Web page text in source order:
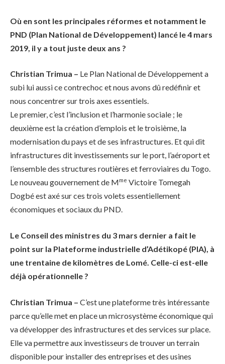
Où en sont les principales réformes et notamment le
PND (Plan National de Développement) lancé le 4 mars
2019, il y a tout juste deux ans ?
Christian Trimua – Le Plan National de Développement a
subi lui aussi ce contrechoc et nous avons dû redéfinir et
nous concentrer sur trois axes essentiels.
Le premier, c’est l’inclusion et l’harmonie sociale ; le
deuxième est la création d’emplois et le troisième, la
modernisation du pays et de ses infrastructures. Et qui dit
infrastructures dit investissements sur le port, l’aéroport et
l’ensemble des structures routières et ferroviaires du Togo.
Le nouveau gouvernement de Mme Victoire Tomegah
Dogbé est axé sur ces trois volets essentiellement
économiques et sociaux du PND.
Le Conseil des ministres du 3 mars dernier a fait le
point sur la Plateforme industrielle d’Adétikopé (PIA), à
une trentaine de kilomètres de Lomé. Celle-ci est-elle
déjà opérationnelle ?
Christian Trimua – C’est une plateforme très intéressante
parce qu’elle met en place un microsystème économique qui
va développer des infrastructures et des services sur place.
Elle va permettre aux investisseurs de trouver un terrain
disponible pour installer des entreprises et des usines